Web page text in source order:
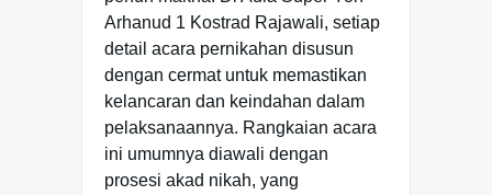
Arhanud 1 Kostrad Rajawali, setiap
detail acara pernikahan disusun
dengan cermat untuk memastikan
kelancaran dan keindahan dalam
pelaksanaannya. Rangkaian acara
ini umumnya diawali dengan
prosesi akad nikah, yang